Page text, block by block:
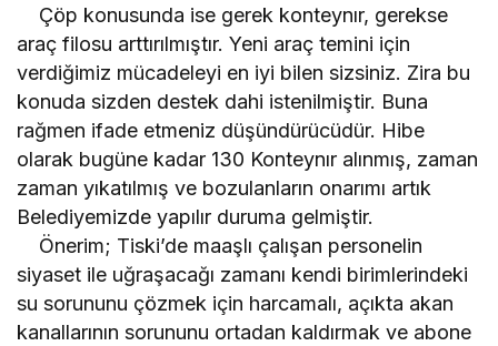
Çöp konusunda ise gerek konteynır, gerekse
araç filosu arttırılmıştır. Yeni araç temini için
verdiğimiz mücadeleyi en iyi bilen sizsiniz. Zira bu
konuda sizden destek dahi istenilmiştir. Buna
rağmen ifade etmeniz düşündürücüdür. Hibe
olarak bugüne kadar 130 Konteynır alınmış, zaman
zaman yıkatılmış ve bozulanların onarımı artık
Belediyemizde yapılır duruma gelmiştir.
Önerim; Tiski’de maaşlı çalışan personelin
siyaset ile uğraşacağı zamanı kendi birimlerindeki
su sorununu çözmek için harcamalı, açıkta akan
kanallarının sorununu ortadan kaldırmak ve abone